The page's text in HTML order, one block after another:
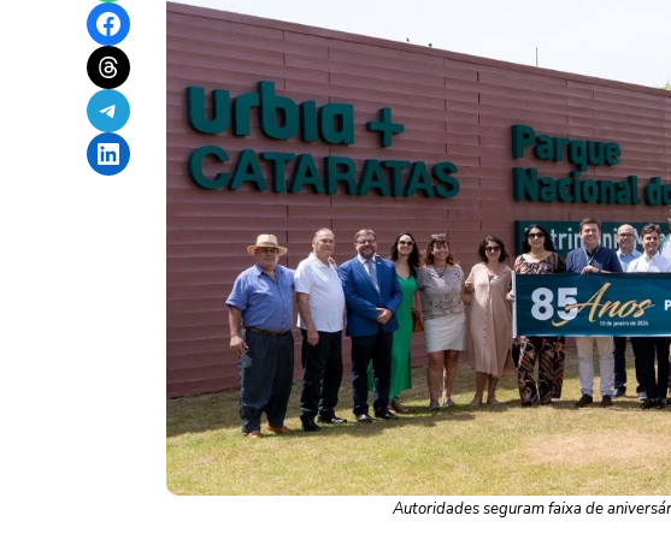
Share on Facebook
Share on Threads
Share on Telegram
Share on LinkedIn
Autoridades seguram faixa de